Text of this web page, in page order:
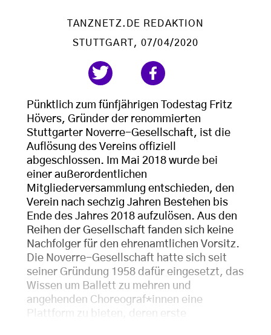
TANZNETZ.DE REDAKTION
STUTTGART
, 07/04/2020
Pünktlich zum fünfjährigen Todestag Fritz
Hövers, Gründer der renommierten
Stuttgarter Noverre-Gesellschaft, ist die
Auflösung des Vereins offiziell
abgeschlossen. Im Mai 2018 wurde bei
einer außerordentlichen
Mitgliederversammlung entschieden, den
Verein nach sechzig Jahren Bestehen bis
Ende des Jahres 2018 aufzulösen. Aus den
Reihen der Gesellschaft fanden sich keine
Nachfolger für den ehrenamtlichen Vorsitz.
Die Noverre-Gesellschaft hatte sich seit
seiner Gründung 1958 dafür eingesetzt, das
Wissen um Ballett zu mehren und
angehenden Choreograf*innen eine
Plattform zu bieten, deren erste